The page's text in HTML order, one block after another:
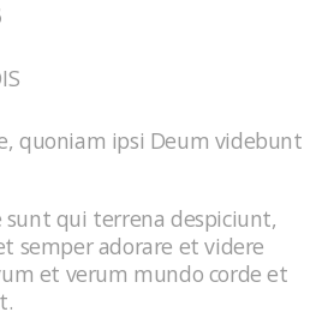
quoniam ipsi Deum videbunt
sunt qui terrena despiciunt,
semper adorare et videre
et verum mundo corde et